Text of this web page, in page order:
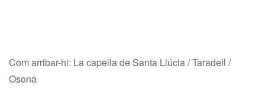
Com arribar-hi: La capella de Santa Llúcia / Taradell /
Osona